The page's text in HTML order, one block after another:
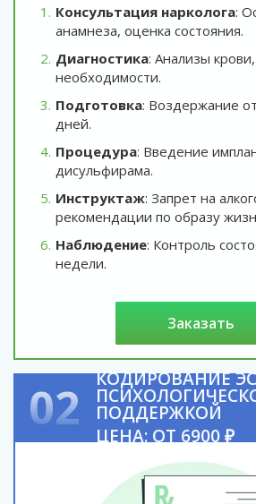
Консультация нарколога:
анамнеза, оценка состояния.
Диагностика: Анализы
необходимости.
Подготовка: Воздержание
дней.
Процедура: Введение
дисульфирама.
Инструктаж: Запрет на
рекомендации по образу
Наблюдение: Контроль
недели.
заказать
02 КОДИРОВАНИЕ
ПОДДЕРЖКОЙ
ЦЕНА: ОТ 6900 ₽